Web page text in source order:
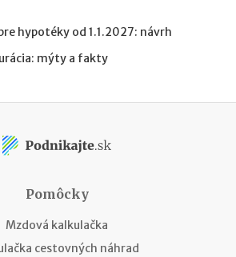
hypotéky od 1.1.2027: návrh
mýty a fakty
Pomôcky
Mzdová kalkulačka
cestovných náhrad